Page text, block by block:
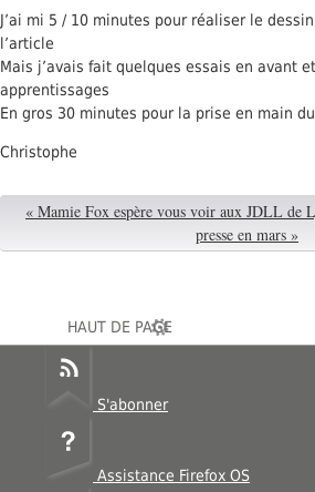
J’ai mi 5 / 10 minutes pour réaliser le
l’article
Mais j’avais fait quelques essais en avant
apprentissages
En gros 30 minutes pour la prise en main
Christophe
« Mamie Fox espère vous voir aux JDLL de
presse en mars »
HAUT DE PAGE
S'abonner
Assistance Firefox OS